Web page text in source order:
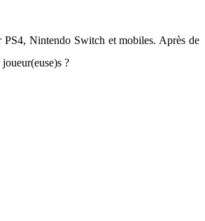
Nintendo Switch et mobiles. Après de
?